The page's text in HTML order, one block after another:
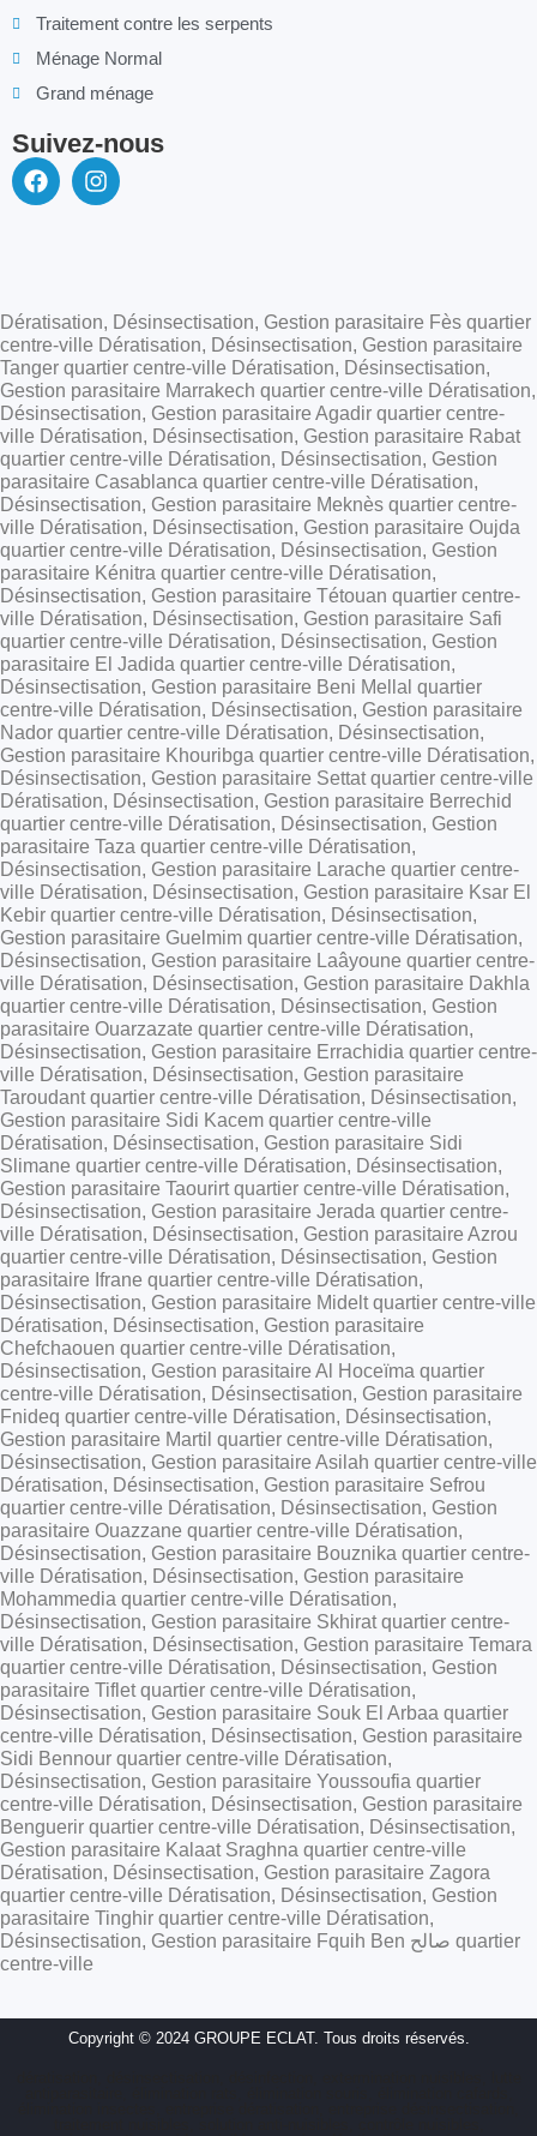
Traitement contre les serpents
Ménage Normal
Grand ménage
Suivez-nous
Dératisation, Désinsectisation, Gestion parasitaire Fès quartier
centre-ville Dératisation, Désinsectisation, Gestion parasitaire
Tanger quartier centre-ville Dératisation, Désinsectisation,
Gestion parasitaire Marrakech quartier centre-ville Dératisation,
Désinsectisation, Gestion parasitaire Agadir quartier centre-
ville Dératisation, Désinsectisation, Gestion parasitaire Rabat
quartier centre-ville Dératisation, Désinsectisation, Gestion
parasitaire Casablanca quartier centre-ville Dératisation,
Désinsectisation, Gestion parasitaire Meknès quartier centre-
ville Dératisation, Désinsectisation, Gestion parasitaire Oujda
quartier centre-ville Dératisation, Désinsectisation, Gestion
parasitaire Kénitra quartier centre-ville Dératisation,
Désinsectisation, Gestion parasitaire Tétouan quartier centre-
ville Dératisation, Désinsectisation, Gestion parasitaire Safi
quartier centre-ville Dératisation, Désinsectisation, Gestion
parasitaire El Jadida quartier centre-ville Dératisation,
Désinsectisation, Gestion parasitaire Beni Mellal quartier
centre-ville Dératisation, Désinsectisation, Gestion parasitaire
Nador quartier centre-ville Dératisation, Désinsectisation,
Gestion parasitaire Khouribga quartier centre-ville Dératisation,
Désinsectisation, Gestion parasitaire Settat quartier centre-ville
Dératisation, Désinsectisation, Gestion parasitaire Berrechid
quartier centre-ville Dératisation, Désinsectisation, Gestion
parasitaire Taza quartier centre-ville Dératisation,
Désinsectisation, Gestion parasitaire Larache quartier centre-
ville Dératisation, Désinsectisation, Gestion parasitaire Ksar El
Kebir quartier centre-ville Dératisation, Désinsectisation,
Gestion parasitaire Guelmim quartier centre-ville Dératisation,
Désinsectisation, Gestion parasitaire Laâyoune quartier centre-
ville Dératisation, Désinsectisation, Gestion parasitaire Dakhla
quartier centre-ville Dératisation, Désinsectisation, Gestion
parasitaire Ouarzazate quartier centre-ville Dératisation,
Désinsectisation, Gestion parasitaire Errachidia quartier centre-
ville Dératisation, Désinsectisation, Gestion parasitaire
Taroudant quartier centre-ville Dératisation, Désinsectisation,
Gestion parasitaire Sidi Kacem quartier centre-ville
Dératisation, Désinsectisation, Gestion parasitaire Sidi
Slimane quartier centre-ville Dératisation, Désinsectisation,
Gestion parasitaire Taourirt quartier centre-ville Dératisation,
Désinsectisation, Gestion parasitaire Jerada quartier centre-
ville Dératisation, Désinsectisation, Gestion parasitaire Azrou
quartier centre-ville Dératisation, Désinsectisation, Gestion
parasitaire Ifrane quartier centre-ville Dératisation,
Désinsectisation, Gestion parasitaire Midelt quartier centre-ville
Dératisation, Désinsectisation, Gestion parasitaire
Chefchaouen quartier centre-ville Dératisation,
Désinsectisation, Gestion parasitaire Al Hoceïma quartier
centre-ville Dératisation, Désinsectisation, Gestion parasitaire
Fnideq quartier centre-ville Dératisation, Désinsectisation,
Gestion parasitaire Martil quartier centre-ville Dératisation,
Désinsectisation, Gestion parasitaire Asilah quartier centre-ville
Dératisation, Désinsectisation, Gestion parasitaire Sefrou
quartier centre-ville Dératisation, Désinsectisation, Gestion
parasitaire Ouazzane quartier centre-ville Dératisation,
Désinsectisation, Gestion parasitaire Bouznika quartier centre-
ville Dératisation, Désinsectisation, Gestion parasitaire
Mohammedia quartier centre-ville Dératisation,
Désinsectisation, Gestion parasitaire Skhirat quartier centre-
ville Dératisation, Désinsectisation, Gestion parasitaire Temara
quartier centre-ville Dératisation, Désinsectisation, Gestion
parasitaire Tiflet quartier centre-ville Dératisation,
Désinsectisation, Gestion parasitaire Souk El Arbaa quartier
centre-ville Dératisation, Désinsectisation, Gestion parasitaire
Sidi Bennour quartier centre-ville Dératisation,
Désinsectisation, Gestion parasitaire Youssoufia quartier
centre-ville Dératisation, Désinsectisation, Gestion parasitaire
Benguerir quartier centre-ville Dératisation, Désinsectisation,
Gestion parasitaire Kalaat Sraghna quartier centre-ville
Dératisation, Désinsectisation, Gestion parasitaire Zagora
quartier centre-ville Dératisation, Désinsectisation, Gestion
parasitaire Tinghir quartier centre-ville Dératisation,
Désinsectisation, Gestion parasitaire Fquih Ben صالح quartier
centre-ville
Copyright © 2024 GROUPE ECLAT. Tous droits réservés.